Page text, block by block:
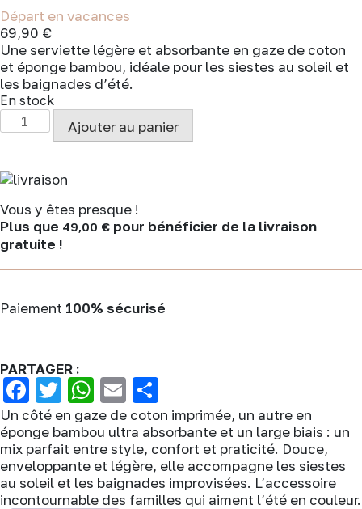
Départ en vacances
69,90 €
Une serviette légère et absorbante en gaze de coton
et éponge bambou, idéale pour les siestes au soleil et
les baignades d’été.
En stock
quantité
de
de
plage
bambou
&
gaze
de
coton
/
Ajouter au panier
Vous y êtes presque !
Plus que 49,00 € pour bénéficier de la livraison
gratuite !
Paiement 100% sécurisé
PARTAGER :
Facebook
Twitter
WhatsApp
Email
Un côté en gaze de coton imprimée, un autre en
éponge bambou ultra absorbante et un large biais : un
mix parfait entre style, confort et praticité. Douce,
enveloppante et légère, elle accompagne les siestes
au soleil et les baignades improvisées. L’accessoire
incontournable des familles qui aiment l’été en couleur.